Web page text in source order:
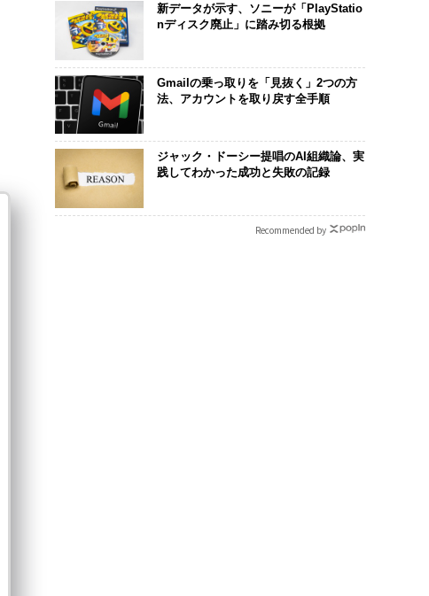
新データが示す、ソニーが「PlayStatio
nディスク廃止」に踏み切る根拠
Gmailの乗っ取りを「見抜く」2つの方
法、アカウントを取り戻す全手順
ジャック・ドーシー提唱のAI組織論、実
践してわかった成功と失敗の記録
Recommended by